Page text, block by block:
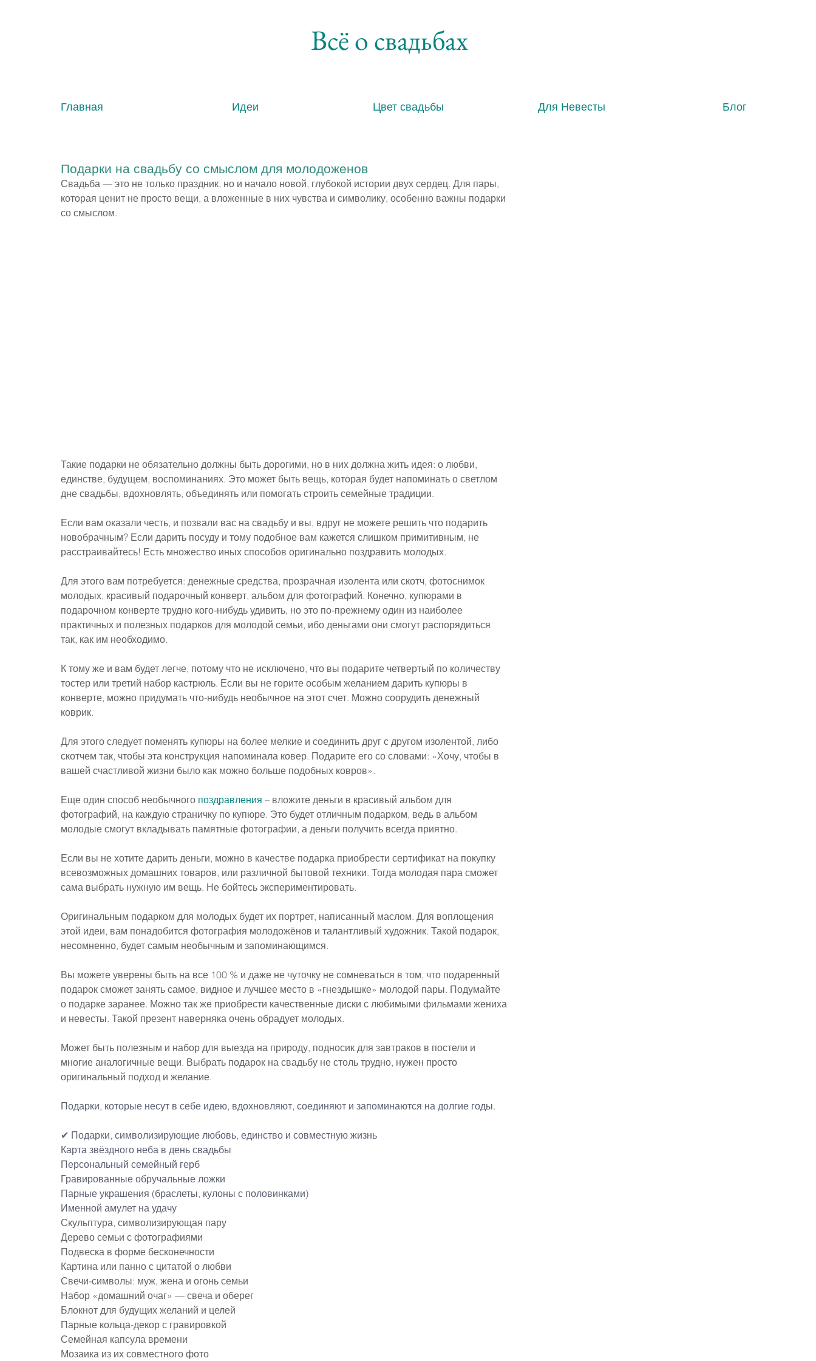
Всё о свадьбах
Главная Идеи Цвет свадьбы Для Невесты Блог
Подарки на свадьбу со смыслом для молодоженов
Свадьба — это не только праздник, но и начало новой, глубокой истории двух сердец. Для пары,
которая ценит не просто вещи, а вложенные в них чувства и символику, особенно важны подарки
со смыслом.
Такие подарки не обязательно должны быть дорогими, но в них должна жить идея: о любви,
единстве, будущем, воспоминаниях. Это может быть вещь, которая будет напоминать о светлом
дне свадьбы, вдохновлять, объединять или помогать строить семейные традиции.
Если вам оказали честь, и позвали вас на свадьбу и вы, вдруг не можете решить что подарить
новобрачным? Если дарить посуду и тому подобное вам кажется слишком примитивным, не
расстраивайтесь! Есть множество иных способов оригинально поздравить молодых.
Для этого вам потребуется: денежные средства, прозрачная изолента или скотч, фотоснимок
молодых, красивый подарочный конверт, альбом для фотографий. Конечно, купюрами в
подарочном конверте трудно кого-нибудь удивить, но это по-прежнему один из наиболее
практичных и полезных подарков для молодой семьи, ибо деньгами они смогут распорядиться
так, как им необходимо.
К тому же и вам будет легче, потому что не исключено, что вы подарите четвертый по количеству
тостер или третий набор кастрюль. Если вы не горите особым желанием дарить купюры в
конверте, можно придумать что-нибудь необычное на этот счет. Можно соорудить денежный
коврик.
Для этого следует поменять купюры на более мелкие и соединить друг с другом изолентой, либо
скотчем так, чтобы эта конструкция напоминала ковер. Подарите его со словами: «Хочу, чтобы в
вашей счастливой жизни было как можно больше подобных ковров».
Еще один способ необычного поздравления – вложите деньги в красивый альбом для
фотографий, на каждую страничку по купюре. Это будет отличным подарком, ведь в альбом
молодые смогут вкладывать памятные фотографии, а деньги получить всегда приятно.
Если вы не хотите дарить деньги, можно в качестве подарка приобрести сертификат на покупку
всевозможных домашних товаров, или различной бытовой техники. Тогда молодая пара сможет
сама выбрать нужную им вещь. Не бойтесь экспериментировать.
Оригинальным подарком для молодых будет их портрет, написанный маслом. Для воплощения
этой идеи, вам понадобится фотография молодожёнов и талантливый художник. Такой подарок,
несомненно, будет самым необычным и запоминающимся.
Вы можете уверены быть на все 100 % и даже не чуточку не сомневаться в том, что подаренный
подарок сможет занять самое, видное и лучшее место в «гнездышке» молодой пары. Подумайте
о подарке заранее. Можно так же приобрести качественные диски с любимыми фильмами жениха
и невесты. Такой презент наверняка очень обрадует молодых.
Может быть полезным и набор для выезда на природу, подносик для завтраков в постели и
многие аналогичные вещи. Выбрать подарок на свадьбу не столь трудно, нужен просто
оригинальный подход и желание.
Подарки, которые несут в себе идею, вдохновляют, соединяют и запоминаются на долгие годы.
✔ Подарки, символизирующие любовь, единство и совместную жизнь
Карта звёздного неба в день свадьбы
Персональный семейный герб
Гравированные обручальные ложки
Парные украшения (браслеты, кулоны с половинками)
Именной амулет на удачу
Скульптура, символизирующая пару
Дерево семьи с фотографиями
Подвеска в форме бесконечности
Картина или панно с цитатой о любви
Свечи-символы: муж, жена и огонь семьи
Набор «домашний очаг» — свеча и оберег
Блокнот для будущих желаний и целей
Парные кольца-декор с гравировкой
Семейная капсула времени
Мозаика из их совместного фото